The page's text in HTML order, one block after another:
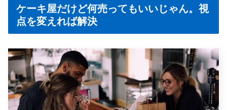
ケーキ屋だけど何売ってもいいじゃん。視
点を変えれば解決